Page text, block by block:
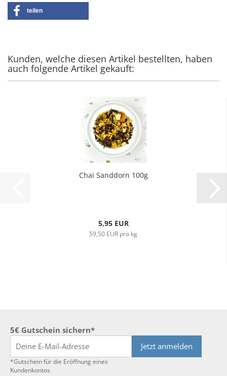
teilen
Kunden, welche diesen Artikel bestellten, haben
auch folgende Artikel gekauft:
Chai Sanddorn 100g
5,95 EUR
59,50 EUR pro kg
5€ Gutschein sichern*
Jetzt anmelden
*Gutschein für die Eröffnung eines
Kundenkontos